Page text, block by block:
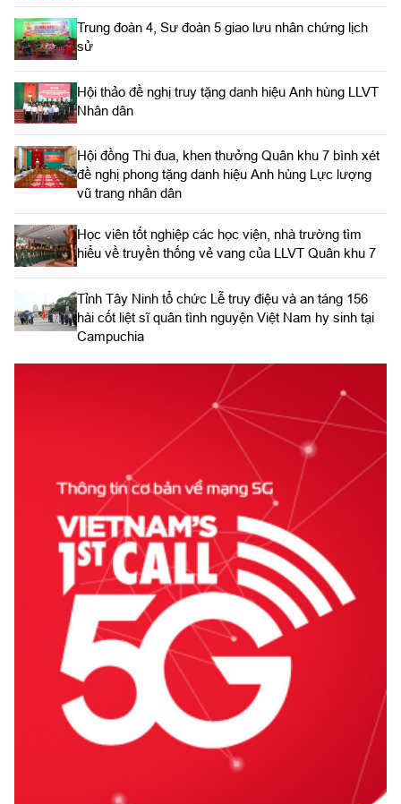
Trung đoàn 4, Sư đoàn 5 giao lưu nhân chứng lịch
sử
Hội thảo đề nghị truy tặng danh hiệu Anh hùng LLVT
Nhân dân
Hội đồng Thi đua, khen thưởng Quân khu 7 bình xét
đề nghị phong tặng danh hiệu Anh hùng Lực lượng
vũ trang nhân dân
Học viên tốt nghiệp các học viện, nhà trường tìm
hiểu về truyền thống vẻ vang của LLVT Quân khu 7
​Tỉnh Tây Ninh tổ chức Lễ truy điệu và an táng 156
hài cốt liệt sĩ quân tình nguyện Việt Nam hy sinh tại
Campuchia